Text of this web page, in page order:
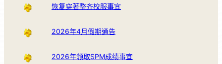
恢复穿著整齐校服事宜
2026年4月假期通告
2026年领取SPM成绩事宜